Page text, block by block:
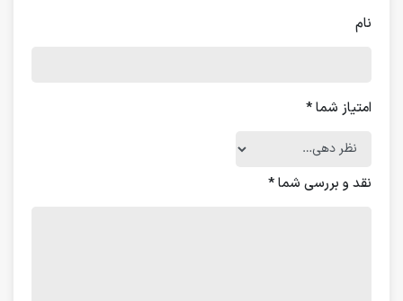
نام
امتیاز شما*
نقد و بررسی شما*